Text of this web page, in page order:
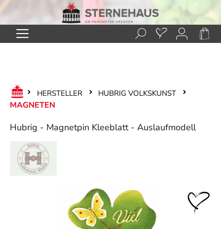
Zum Hauptinhalt springen
HERSTELLER HUBRIG VOLKSKUNST
MAGNETEN
Hubrig - Magnetpin Kleeblatt - Auslaufmodell
Bildergalerie überspringen